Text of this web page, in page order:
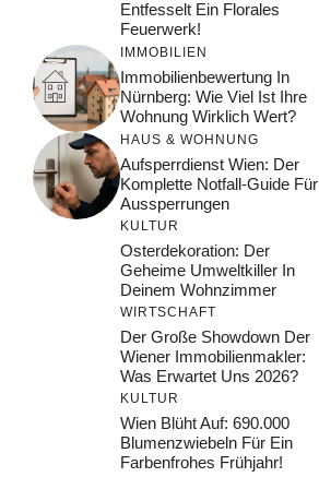
Entfesselt Ein Florales
Feuerwerk!
IMMOBILIEN
Immobilienbewertung In
Nürnberg: Wie Viel Ist Ihre
Wohnung Wirklich Wert?
HAUS & WOHNUNG
Aufsperrdienst Wien: Der
Komplette Notfall-Guide Für
Aussperrungen
KULTUR
Osterdekoration: Der
Geheime Umweltkiller In
Deinem Wohnzimmer
WIRTSCHAFT
Der Große Showdown Der
Wiener Immobilienmakler:
Was Erwartet Uns 2026?
KULTUR
Wien Blüht Auf: 690.000
Blumenzwiebeln Für Ein
Farbenfrohes Frühjahr!